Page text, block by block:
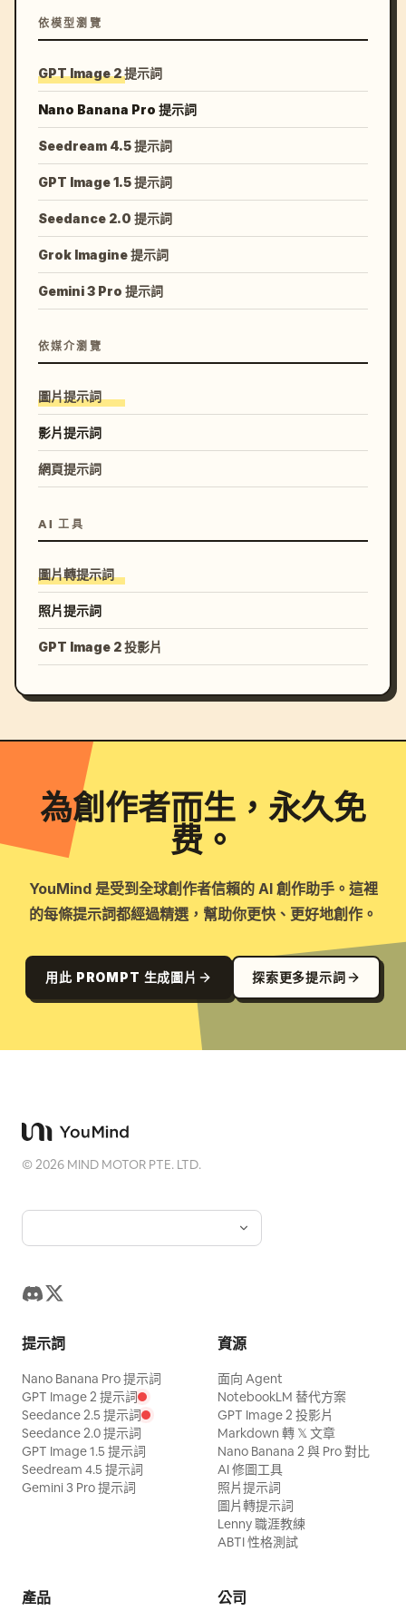
依模型瀏覽
GPT Image 2 提示詞
Nano Banana Pro 提示詞
Seedream 4.5 提示詞
GPT Image 1.5 提示詞
Seedance 2.0 提示詞
Grok Imagine 提示詞
Gemini 3 Pro 提示詞
依媒介瀏覽
圖片提示詞
影片提示詞
網頁提示詞
AI 工具
圖片轉提示詞
照片提示詞
GPT Image 2 投影片
為創作者而生，永久免
费。
YouMind 是受到全球創作者信賴的 AI 創作助手。這裡
的每條提示詞都經過精選，幫助你更快、更好地創作。
用此 PROMPT 生成圖片 探索更多提示詞
©2026 MIND MOTOR PTE. LTD.
提示詞
Nano Banana Pro 提示詞
GPT Image 2 提示詞
Seedance 2.5 提示詞
Seedance 2.0 提示詞
GPT Image 1.5 提示詞
Seedream 4.5 提示詞
Gemini 3 Pro 提示詞
資源
面向 Agent
NotebookLM 替代方案
GPT Image 2 投影片
Markdown 轉 𝕏 文章
Nano Banana 2 與 Pro 對比
AI 修圖工具
照片提示詞
圖片轉提示詞
Lenny 職涯教練
ABTI 性格測試
產品 公司